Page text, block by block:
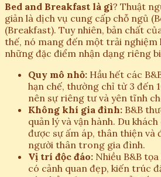
Bed and Breakfast là gì? Thuật
giản là dịch vụ cung cấp chỗ ngủ
(Breakfast). Tuy nhiên, bản chất
thế, nó mang đến một trải nghiệm
những đặc điểm nhận dạng riêng
Quy mô nhỏ: Hầu hết các
hạn chế, thường chỉ từ 3 đến
nên sự riêng tư và yên tĩnh
Không khí gia đình: B&B
quản lý và vận hành. Du
được sự ấm áp, thân thiện và
người thân trong gia đình.
Vị trí độc đáo: Nhiều B&B
có cảnh quan đẹp, kiến trúc